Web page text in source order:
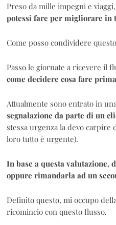
Preso da mille impegni e
potessi fare per migliorare in
Come posso condividere
Passo le giornate a ricevere il
come decidere cosa fare
Attualmente sono entrato in
segnalazione da parte di un
stessa urgenza la devo
loro tutto è urgente).
In base a questa valutazione,
oppure rimandarla ad un
Definito questo, mi occupo
ricomincio con questo flusso.